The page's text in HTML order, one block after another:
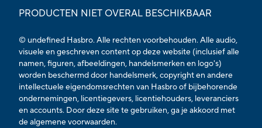
PRODUCTEN NIET OVERAL BESCHIKBAAR
© undefined Hasbro. Alle rechten voorbehouden. Alle audio,
visuele en geschreven content op deze website (inclusief alle
namen, figuren, afbeeldingen, handelsmerken en logo's)
worden beschermd door handelsmerk, copyright en andere
intellectuele eigendomsrechten van Hasbro of bijbehorende
ondernemingen, licentiegevers, licentiehouders, leveranciers
en accounts. Door deze site te gebruiken, ga je akkoord met
dealgemene voorwaarden.